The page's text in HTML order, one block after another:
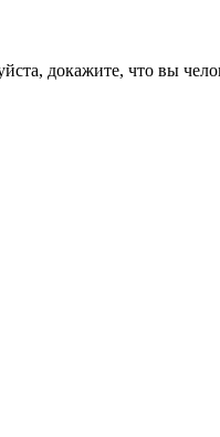
докажите, что вы